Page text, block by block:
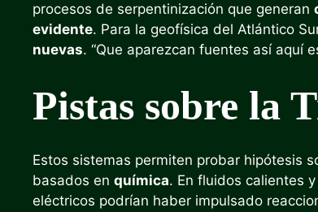
procesos de serpentinización que generan
evidente. Para la geofísica del Atlántico
nuevas. “Que aparezcan fuentes así aquí
Pistas sobre la
Estos sistemas permiten probar hipótesis
basados en química. En fluidos calientes
eléctricos podrían haber impulsado